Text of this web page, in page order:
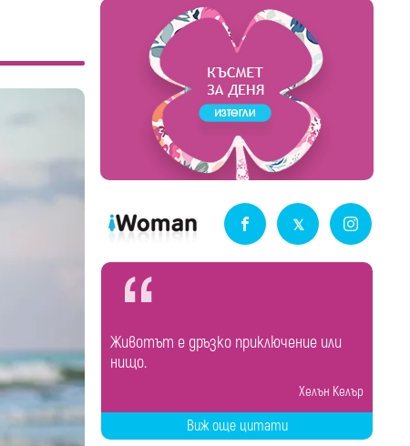
Животът е дръзко приключение или
нищо.
Хелън Келър
Виж още цитати